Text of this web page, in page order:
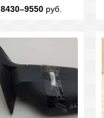
8430–9550руб.